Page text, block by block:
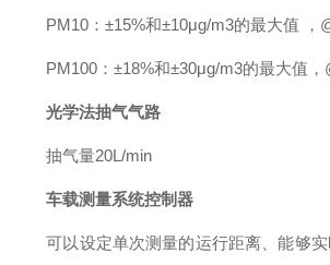
PM10：±15%和±10μg/m3的最大值 ，
PM100：±18%和±30μg/m3的最大值，
光学法抽气气路
抽气量20L/min
车载测量系统控制器
可以设定单次测量的运行距离、能够实